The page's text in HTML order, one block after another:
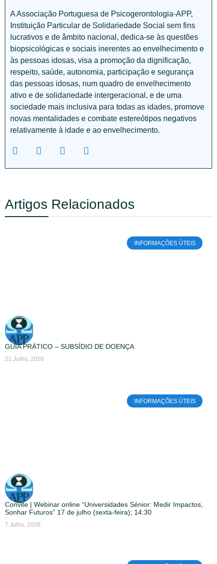
A Associação Portuguesa de Psicogerontologia-APP,
Instituição Particular de Solidariedade Social sem fins
lucrativos e de âmbito nacional, dedica-se às questões
biopsicológicas e sociais inerentes ao envelhecimento e
às pessoas idosas, visa a promoção da dignificação,
respeito, saúde, autonomia, participação e segurança
das pessoas idosas, num quadro de envelhecimento
ativo e de solidariedade intergeracional, e de uma
sociedade mais inclusiva para todas as idades, promove
novas mentalidades e combate estereótipos negativos
relativamente à idade e ao envelhecimento.
Artigos Relacionados
INFORMAÇÕES ÚTEIS
GUIA PRÁTICO – SUBSÍDIO DE DOENÇA
21 Julho, 2026
INFORMAÇÕES ÚTEIS
Convite | Webinar online “Universidades Sénior: Medir Impactos,
Sonhar Futuros” 17 de julho (sexta-feira); 14:30
7 Julho, 2026